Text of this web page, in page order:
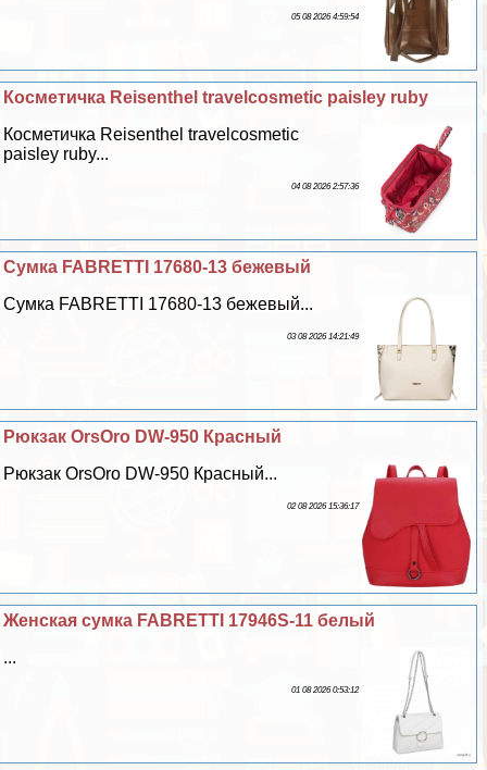
05 08 2026 4:59:54
Косметичка Reisenthel travelcosmetic paisley ruby
Косметичка Reisenthel travelcosmetic
paisley ruby...
04 08 2026 2:57:36
Сумка FABRETTI 17680-13 бежевый
Сумка FABRETTI 17680-13 бежевый...
03 08 2026 14:21:49
Рюкзак OrsOro DW-950 Красный
Рюкзак OrsOro DW-950 Красный...
02 08 2026 15:36:17
Женская сумка FABRETTI 17946S-11 белый
...
01 08 2026 0:53:12